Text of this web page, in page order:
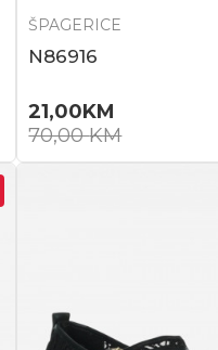
ŠPAGERICE
N86916
21,00KM
70,00KM